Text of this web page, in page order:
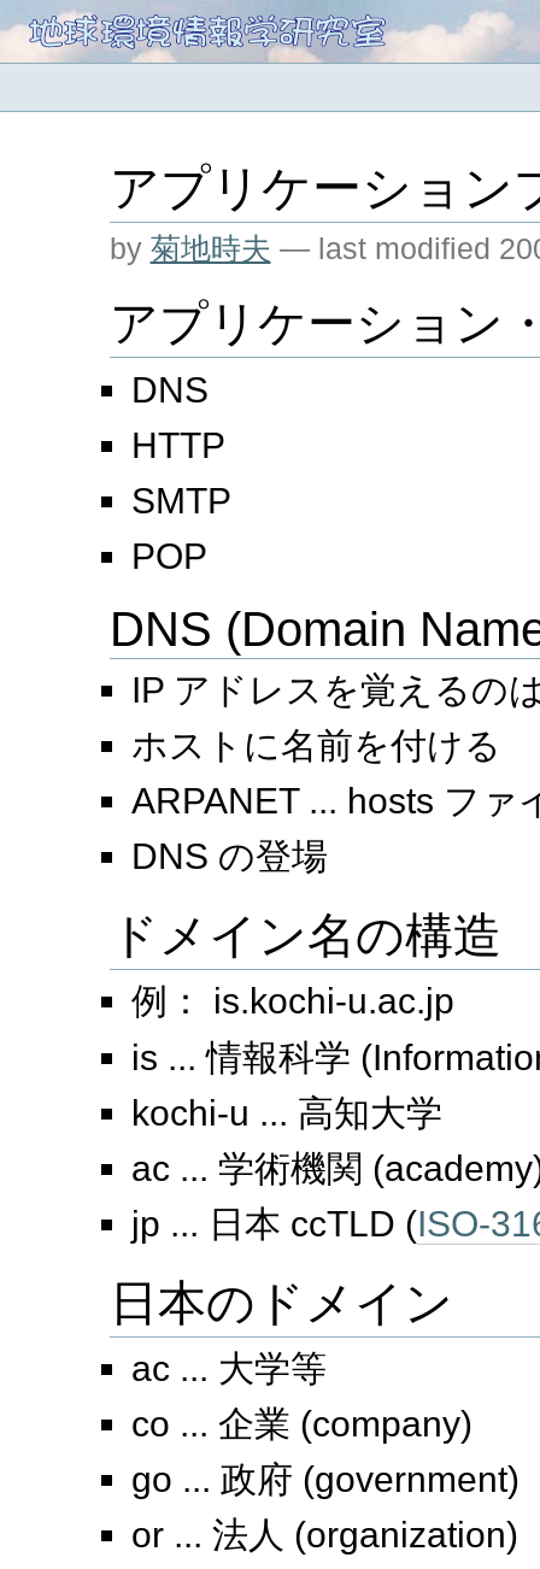
アプリケーション
by 菊地時夫 — last modified
アプリケーション
DNS
HTTP
SMTP
POP
DNS (Domain
IP アドレスを覚えるの
ホストに名前を付ける
ARPANET ... hosts ファ
DNS の登場
ドメイン名の構造
例： is.kochi-u.ac.jp
is ... 情報科学
kochi-u ... 高知大学
ac ... 学術機関
jp ... 日本 ccTLD (ISO-
日本のドメイン
ac ... 大学等
co ... 企業 (company)
go ... 政府 (government)
or ... 法人 (organization)